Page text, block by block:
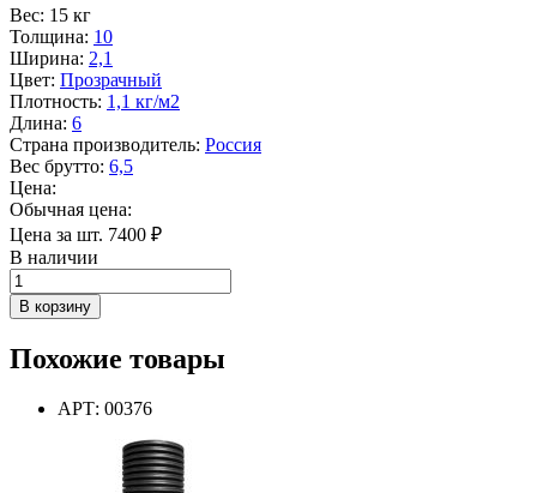
Вес: 15 кг
Толщина: 10
Ширина: 2,1
Цвет: Прозрачный
Плотность: 1,1 кг/м2
Длина: 6
Страна производитель: Россия
Вес брутто: 6,5
Цена:
Обычная цена:
Цена за шт. 7400 ₽
В наличии
Количество
товара
Лист
10
2,1х6,0
В корзину
Похожие товары
АРТ: 00376